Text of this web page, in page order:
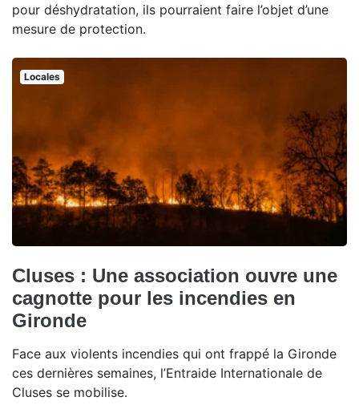
pour déshydratation, ils pourraient faire l’objet d’une
mesure de protection.
Locales
Cluses : Une association ouvre une
cagnotte pour les incendies en
Gironde
Face aux violents incendies qui ont frappé la Gironde
ces dernières semaines, l’Entraide Internationale de
Cluses se mobilise.